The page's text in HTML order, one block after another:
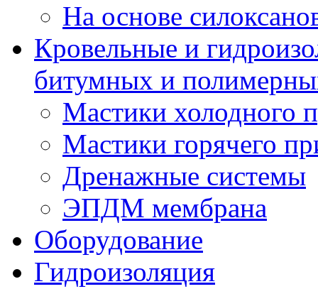
На основе
Кровельные и
битумных и
Мастики холодного
Мастики горячего
Дренажные системы
ЭПДМ мембрана
Оборудование
Гидроизоляция